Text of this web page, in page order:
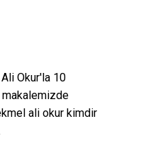
Ali Okur'la 10
makalemizde
ali okur kimdir